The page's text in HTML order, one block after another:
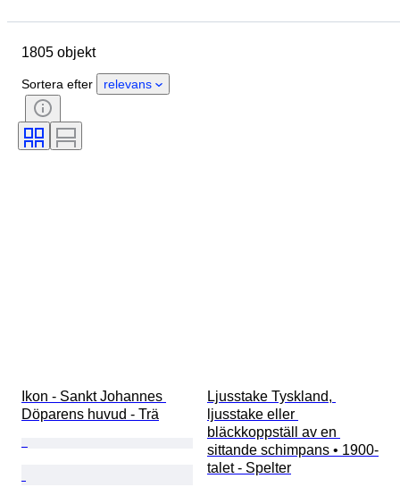
Material
Certifiering
Stil
Signatur
Urverk
Klockljud
1805 objekt
Sortera efter relevans
Ikon - Sankt Johannes
Döparens huvud - Trä
Ljusstake Tyskland,
ljusstake eller
bläckkoppställ av en
sittande schimpans • 1900-
talet - Spelter